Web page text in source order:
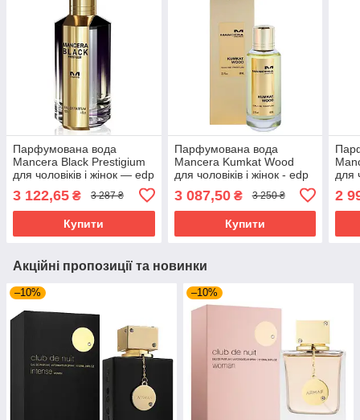
Парфумована вода
Mancera Black Prestigium
для чоловіків і жінок — edp
3 122,65 ₴ 3 287 ₴
Купити
Парфумована вода
Mancera Kumkat Wood
для чоловіків і жінок - edp
3 087,50₴ 3 250 ₴
Купити
для
2
Акційні пропозиції та новинки
–10% –10%